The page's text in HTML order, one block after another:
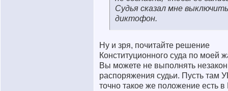
Судья сказал мне выключить
диктофон.
Ну и зря, почитайте решение
Конституционного суда по моей
Вы можете не выполнять
распоряжения судьи. Пусть там
точно такое же положение есть